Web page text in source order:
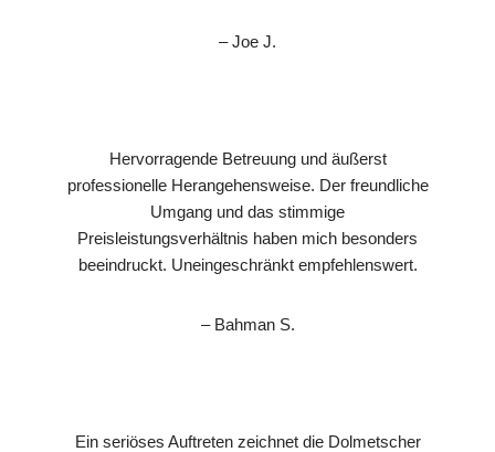
– Joe J.
Hervorragende Betreuung und äußerst
professionelle Herangehensweise. Der freundliche
Umgang und das stimmige
Preisleistungsverhältnis haben mich besonders
beeindruckt. Uneingeschränkt empfehlenswert.
– Bahman S.
Ein seriöses Auftreten zeichnet die Dolmetscher